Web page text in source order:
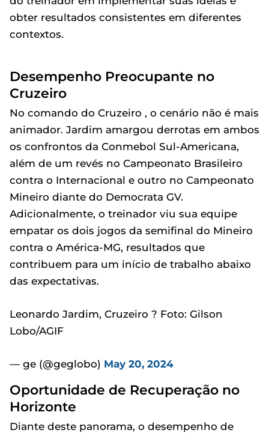
obter resultados consistentes em diferentes
contextos.
Desempenho Preocupante no
Cruzeiro
No comando do Cruzeiro , o cenário não é mais
animador. Jardim amargou derrotas em ambos
os confrontos da Conmebol Sul-Americana,
além de um revés no Campeonato Brasileiro
contra o Internacional e outro no Campeonato
Mineiro diante do Democrata GV.
Adicionalmente, o treinador viu sua equipe
empatar os dois jogos da semifinal do Mineiro
contra o América-MG, resultados que
contribuem para um início de trabalho abaixo
das expectativas.
Leonardo Jardim, Cruzeiro ? Foto: Gilson
Lobo/AGIF
— ge (@geglobo) May 20, 2024
Oportunidade de Recuperação no
Horizonte
Diante deste panorama, o desempenho de